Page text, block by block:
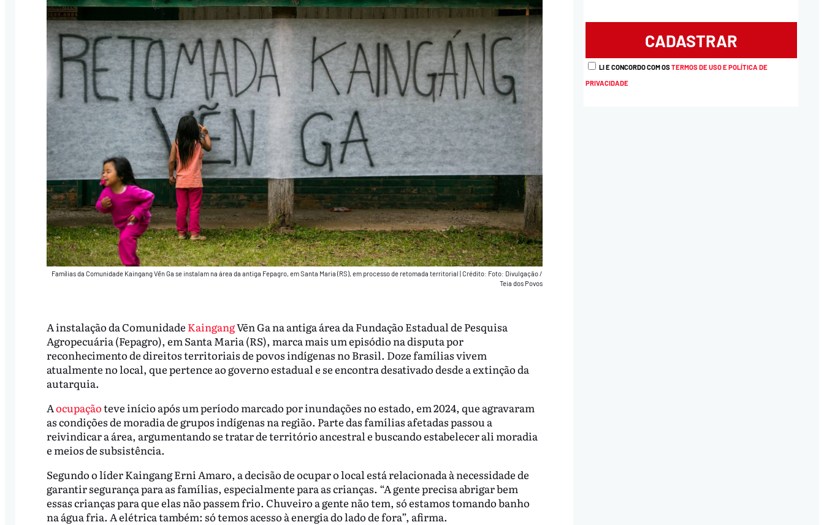
Famílias da Comunidade Kaingang Vēn Ga se instalam na área da antiga Fepagro, em Santa Maria (RS), em processo de retomada territorial Crédito: Foto: Divulgação /
Teia dos Povos
A instalação da Comunidade KaingangVēn Ga na antiga área da Fundação Estadual de Pesquisa
Agropecuária (Fepagro), em Santa Maria (RS), marca mais um episódio na disputa por
reconhecimento de direitos territoriais de povos indígenas no Brasil. Doze famílias vivem
atualmente no local, que pertence ao governo estadual e se encontra desativado desde a extinção da
autarquia.
Aocupaçãoteve início após um período marcado por inundações no estado, em 2024, que agravaram
as condições de moradia de grupos indígenas na região. Parte das famílias afetadas passou a
reivindicar a área, argumentando se tratar de território ancestral e buscando estabelecer ali moradia
e meios de subsistência.
Segundo o líder Kaingang Erni Amaro, a decisão de ocupar o local está relacionada à necessidade de
garantir segurança para as famílias, especialmente para as crianças. “A gente precisa abrigar bem
essas crianças para que elas não passem frio. Chuveiro a gente não tem, só estamos tomando banho
na água fria. A elétrica também: só temos acesso à energia do lado de fora”, afirma.
LI E CONCORDO COM OSTERMOS DE USO E POLÍTICA DE
PRIVACIDADE